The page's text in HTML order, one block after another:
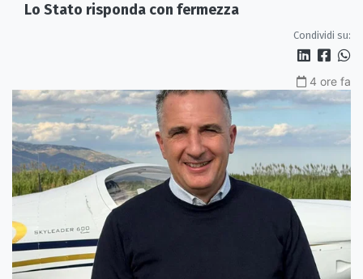
Lo Stato risponda con fermezza
Condividi su:
4 ore fa